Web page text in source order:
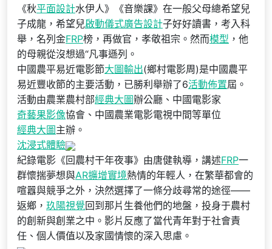
《秋平面設計水伊人》《音樂課》在一般父母總希望兒
子成龍，希望兒啟動儀式廣告設計子好好讀書，考入科
舉，名列金FRP榜，再做官，孝敬祖宗。然而模型 ，他
的母親從沒想過“凡事遜列。
中國農平易近電影節大圖輸出(鄉村電影周)是中國農平
易近豐收節的主要活動，已勝利舉辦了6活動佈置屆。
活動由農業農村部經典大圖辦公廳、中國電影家
奇藝果影像協會、中國農業電影電視中間等單位
經典大圖主辦。
沈浸式體驗
紀錄電影《回農村干年夜事》由唐健執導，講述FRP一
群懷揣夢想與AR擴增實境熱情的年輕人，在繁華都會的
喧囂與競爭之外，決然選擇了一條分歧尋常的途徑——
返鄉， 玖陽視覺回到那片生養他們的地盤，投身于農村
的創新與創業之中。影片反應了當代青年對于社會責
任、個人價值以及家國情懷的深入思慮。